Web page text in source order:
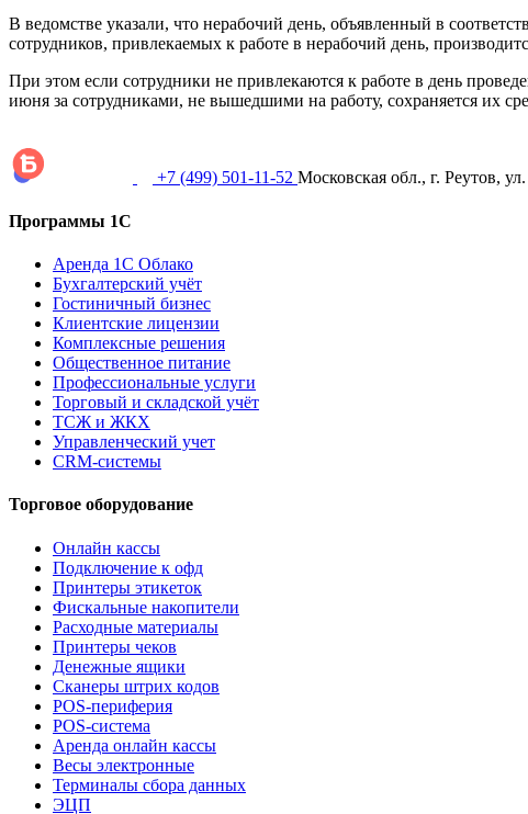
В ведомстве указали, что нерабочий день, объявленный в
сотрудников, привлекаемых к работе в нерабочий день,
При этом если сотрудники не привлекаются к работе в день
июня за сотрудниками, не вышедшими на работу, сохраняется их
+7 (499) 501-11-52 Московская обл., г. Реутов,
Программы 1С
Аренда 1С Облако
Бухгалтерский учёт
Гостиничный бизнес
Клиентские лицензии
Комплексные решения
Общественное питание
Профессиональные услуги
Торговый и складской учёт
ТСЖ и ЖКХ
Управленческий учет
CRM-системы
Торговое оборудование
Онлайн кассы
Подключение к офд
Принтеры этикеток
Фискальные накопители
Расходные материалы
Принтеры чеков
Денежные ящики
Сканеры штрих кодов
POS-периферия
POS-система
Аренда онлайн кассы
Весы электронные
Терминалы сбора данных
ЭЦП